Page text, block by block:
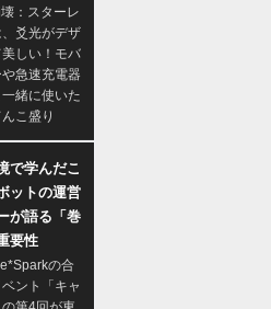
：スターレ
爻光がデザ
しい！モバ
急速充電器
緒に使いた
こ盛り
で学んだこ
ットの運営
が語る「巻
要性
の合
ント「キャ